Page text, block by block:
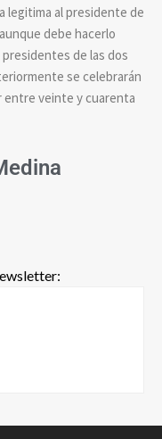
legitima al presidente de
debe hacerlo
de las dos
se celebrarán
entre veinte y cuarenta